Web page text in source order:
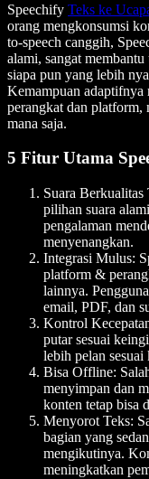
Speechify Teks ke
orang mengkonsumsi
to-speech canggih,
alami, sangat
siapa pun yang lebih
Kemampuan adaptifnya
perangkat dan platform,
mana saja.
5 Fitur Utama
Suara Berkualitas
pilihan suara
pengalaman
menyenangkan.
Integrasi Mulus:
platform &
lainnya.
email, PDF, dan
Kontrol
putar sesuai
lebih pelan sesuai
Bisa Offline:
menyimpan dan
konten tetap bisa
Menyorot Teks:
bagian yang
mengikutinya.
meningkatkan